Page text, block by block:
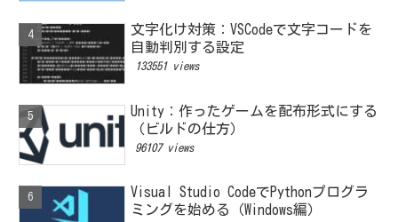
文字化け対策：VSCodeで文字コードを
自動判別する設定
133551 views
Unity：作ったゲームを配布形式にする
（ビルドの仕方）
96107 views
Visual Studio CodeでPythonプログラ
ミングを始める（Windows編）